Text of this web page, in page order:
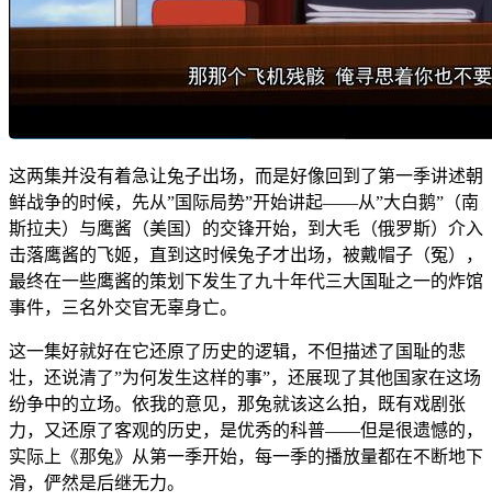
这两集并没有着急让兔子出场，而是好像回到了第一季讲述朝
鲜战争的时候，先从”国际局势”开始讲起——从”大白鹅”（南
斯拉夫）与鹰酱（美国）的交锋开始，到大毛（俄罗斯）介入
击落鹰酱的飞姬，直到这时候兔子才出场，被戴帽子（冤），
最终在一些鹰酱的策划下发生了九十年代三大国耻之一的炸馆
事件，三名外交官无辜身亡。
这一集好就好在它还原了历史的逻辑，不但描述了国耻的悲
壮，还说清了”为何发生这样的事”，还展现了其他国家在这场
纷争中的立场。依我的意见，那兔就该这么拍，既有戏剧张
力，又还原了客观的历史，是优秀的科普——但是很遗憾的，
实际上《那兔》从第一季开始，每一季的播放量都在不断地下
滑，俨然是后继无力。